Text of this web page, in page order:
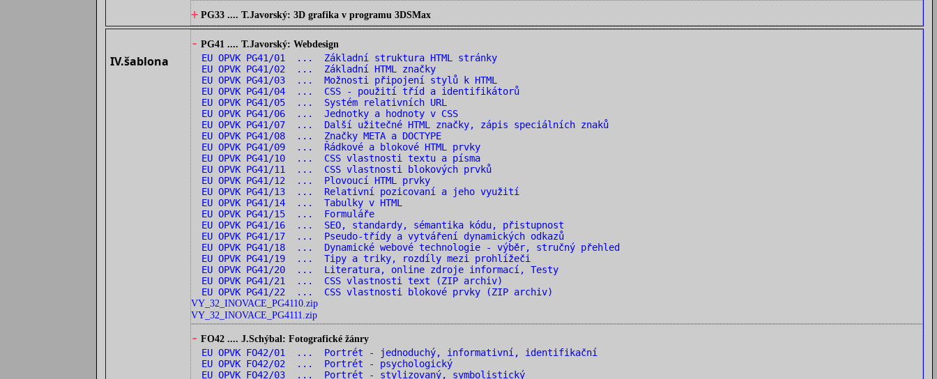
+ PG33 .... T.Javorský: 3D grafika v programu 3DSMax
IV.šablona
- PG41 .... T.Javorský: Webdesign
EU OPVK PG41/01 ... Základní struktura HTML stránky
EU OPVK PG41/02 ... Základní HTML značky
EU OPVK PG41/03 ... Možnosti připojení stylů k HTML
EU OPVK PG41/04 ... CSS - použití tříd a identifikátorů
EU OPVK PG41/05 ... Systém relativních URL
EU OPVK PG41/06 ... Jednotky a hodnoty v CSS
EU OPVK PG41/07 ... Další užitečné HTML značky, zápis speciálních znaků
EU OPVK PG41/08 ... Značky META a DOCTYPE
EU OPVK PG41/09 ... Řádkové a blokové HTML prvky
EU OPVK PG41/10 ... CSS vlastnosti textu a písma
EU OPVK PG41/11 ... CSS vlastnosti blokových prvků
EU OPVK PG41/12 ... Plovoucí HTML prvky
EU OPVK PG41/13 ... Relativní pozicovaní a jeho využití
EU OPVK PG41/14 ... Tabulky v HTML
EU OPVK PG41/15 ... Formuláře
EU OPVK PG41/16 ... SEO, standardy, sémantika kódu, přistupnost
EU OPVK PG41/17 ... Pseudo-třídy a vytváření dynamických odkazů
EU OPVK PG41/18 ... Dynamické webové technologie - výběr, stručný přehled
EU OPVK PG41/19 ... Tipy a triky, rozdíly mezi prohlížeči
EU OPVK PG41/20 ... Literatura, online zdroje informací, Testy
EU OPVK PG41/21 ... CSS vlastnosti text (ZIP archiv)
EU OPVK PG41/22 ... CSS vlastnosti blokové prvky (ZIP archiv)
VY_32_INOVACE_PG4110.zip
VY_32_INOVACE_PG4111.zip
- FO42 .... J.Schýbal: Fotografické žánry
EU OPVK FO42/01 ... Portrét - jednoduchý, informativní, identifikační
EU OPVK FO42/02 ... Portrét - psychologický
EU OPVK FO42/03 ... Portrét - stylizovaný, symbolistický